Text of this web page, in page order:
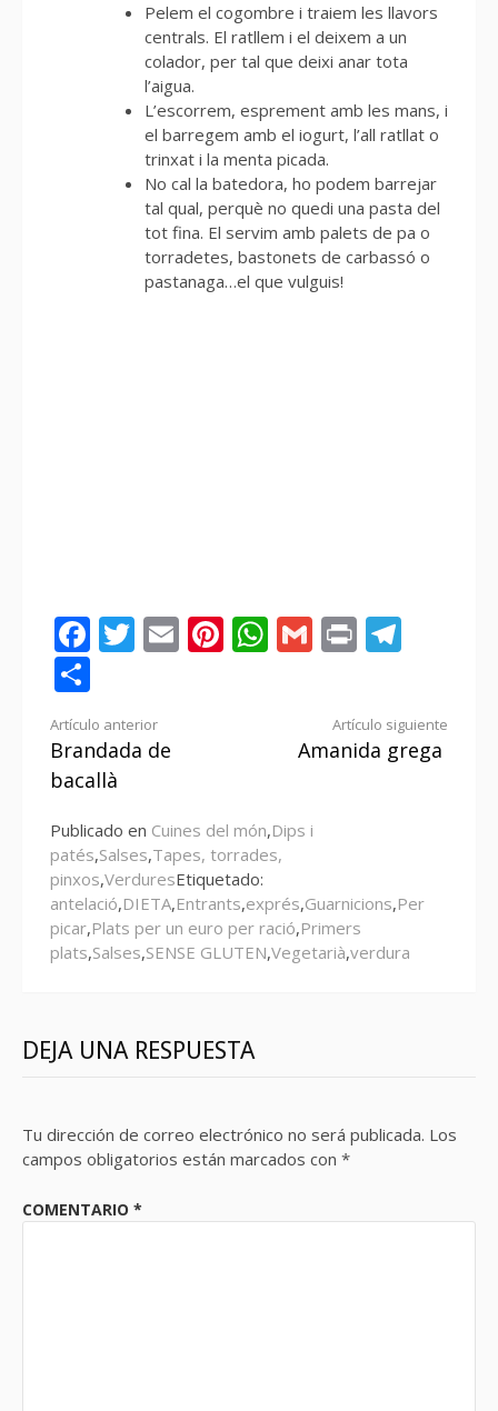
Pelem el cogombre i traiem les llavors
centrals. El ratllem i el deixem a un
colador, per tal que deixi anar tota
l’aigua.
L’escorrem, esprement amb les mans, i
el barregem amb el iogurt, l’all ratllat o
trinxat i la menta picada.
No cal la batedora, ho podem barrejar
tal qual, perquè no quedi una pasta del
tot fina. El servim amb palets de pa o
torradetes, bastonets de carbassó o
pastanaga…el que vulguis!
Facebook
Twitter
EmailPinterest
WhatsApp
Gmail
Print
Seguir
leyendo
Artículo anterior
Brandada de
bacallà
Artículo siguiente
Amanida grega
Publicado en Cuines del món,Dips i
patés,Salses,Tapes, torrades,
pinxos,VerduresEtiquetado:
antelació,DIETA,Entrants,exprés,Guarnicions,Per
picar,Plats per un euro per ració,Primers
plats,Salses,SENSE GLUTEN,Vegetarià,verdura
DEJA UNA RESPUESTA
Tu dirección de correo electrónico no será publicada. Los
campos obligatorios están marcados con *
COMENTARIO *